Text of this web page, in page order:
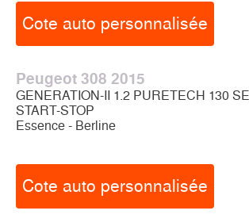
Cote auto personnalisée
Peugeot 308 2015
GENERATION-II 1.2 PURETECH 130
START-STOP
Essence - Berline
Cote auto personnalisée